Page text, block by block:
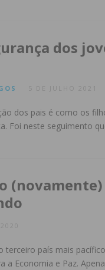
dos
dos pais é como os
Foi neste seguimento
(novamente)
terceiro país mais
Economia e Paz.